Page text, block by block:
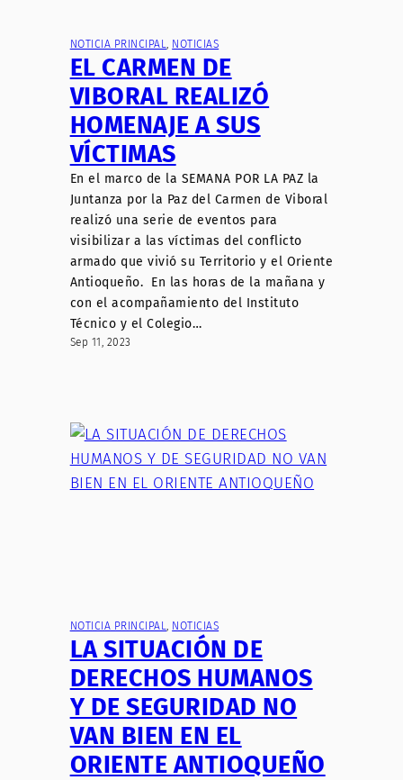
NOTICIA PRINCIPAL, NOTICIAS
EL CARMEN DE
VIBORAL REALIZÓ
HOMENAJE A SUS
VÍCTIMAS
En el marco de la SEMANA POR LA PAZ la
Juntanza por la Paz del Carmen de Viboral
realizó una serie de eventos para
visibilizar a las víctimas del conflicto
armado que vivió su Territorio y el Oriente
Antioqueño. En las horas de la mañana y
con el acompañamiento del Instituto
Técnico y el Colegio…
Sep 11, 2023
NOTICIA PRINCIPAL, NOTICIAS
LA SITUACIÓN DE
DERECHOS HUMANOS
Y DE SEGURIDAD NO
VAN BIEN EN EL
ORIENTE ANTIOQUEÑO